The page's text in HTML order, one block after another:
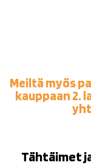
Meiltä myös
kauppaan 2.
Tähtäimet